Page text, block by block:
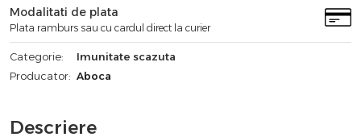
Modalitati de plata
Plata ramburs sau cu cardul direct la curier
Categorie:
Imunitate scazuta
Producator: Aboca
Descriere